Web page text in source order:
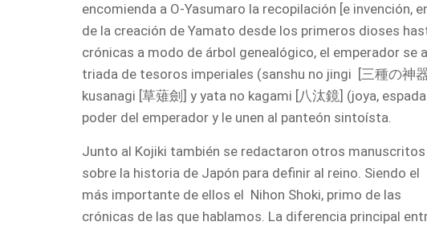
encomienda a O-Yasumaro la recopilación [e invención,
de la creación de Yamato desde los primeros dioses
crónicas a modo de árbol genealógico, el emperador se
triada de tesoros imperiales (sanshu no jingi [三種の神
kusanagi [草薙劍] y yata no kagami [八汰鏡] (joya,
poder del emperador y le unen al panteón sintoísta.
Junto al Kojiki también se redactaron otros manuscritos
sobre la historia de Japón para definir al reino. Siendo el
más importante de ellos el Nihon Shoki, primo de las
crónicas de las que hablamos. La diferencia principal